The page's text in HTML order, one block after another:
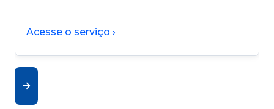
Acesse o serviço ›